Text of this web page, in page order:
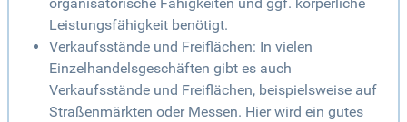
organisatorische Fähigkeiten und ggf. körperliche
Leistungsfähigkeit benötigt.
Verkaufsstände und Freiflächen: In vielen
Einzelhandelsgeschäften gibt es auch
Verkaufsstände und Freiflächen, beispielsweise auf
Straßenmärkten oder Messen. Hier wird ein gutes